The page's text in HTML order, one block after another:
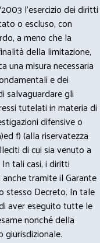
l’esercizio dei diritti
o escluso, con
a meno che la
della limitazione,
una misura necessaria
e dei
salvaguardare gli
tutelati in materia di
difensive o
f) (alla riservatezza
di cui sia venuto a
tali casi, i diritti
tramite il Garante
stesso Decreto. In tale
aver eseguito tutte le
nonché della